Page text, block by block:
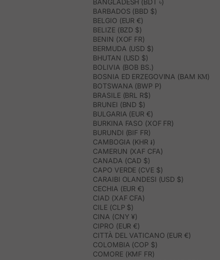
BANGLADESH (BDT ৳)
BARBADOS (BBD $)
BELGIO (EUR €)
BELIZE (BZD $)
BENIN (XOF FR)
BERMUDA (USD $)
BHUTAN (USD $)
BOLIVIA (BOB BS.)
BOSNIA ED ERZEGOVINA (BAM КМ)
BOTSWANA (BWP P)
BRASILE (BRL R$)
BRUNEI (BND $)
BULGARIA (EUR €)
BURKINA FASO (XOF FR)
BURUNDI (BIF FR)
CAMBOGIA (KHR ៛)
CAMERUN (XAF CFA)
CANADA (CAD $)
CAPO VERDE (CVE $)
CARAIBI OLANDESI (USD $)
CECHIA (EUR €)
CIAD (XAF CFA)
CILE (CLP $)
CINA (CNY ¥)
CIPRO (EUR €)
CITTÀ DEL VATICANO (EUR €)
COLOMBIA (COP $)
COMORE (KMF FR)